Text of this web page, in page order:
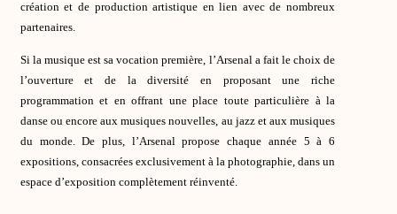
création et de production artistique en lien avec de nombreux
partenaires.
Si la musique est sa vocation première, l’Arsenal a fait le choix de
l’ouverture et de la diversité en proposant une riche
programmation et en offrant une place toute particulière à la
danse ou encore aux musiques nouvelles, au jazz et aux musiques
du monde. De plus, l’Arsenal propose chaque année 5 à 6
expositions, consacrées exclusivement à la photographie, dans un
espace d’exposition complètement réinventé.